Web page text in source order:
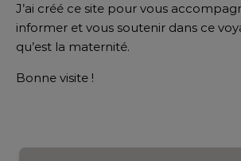
J’ai créé ce site pour vous
informer et vous soutenir dans ce
qu’est la maternité.
Bonne visite !